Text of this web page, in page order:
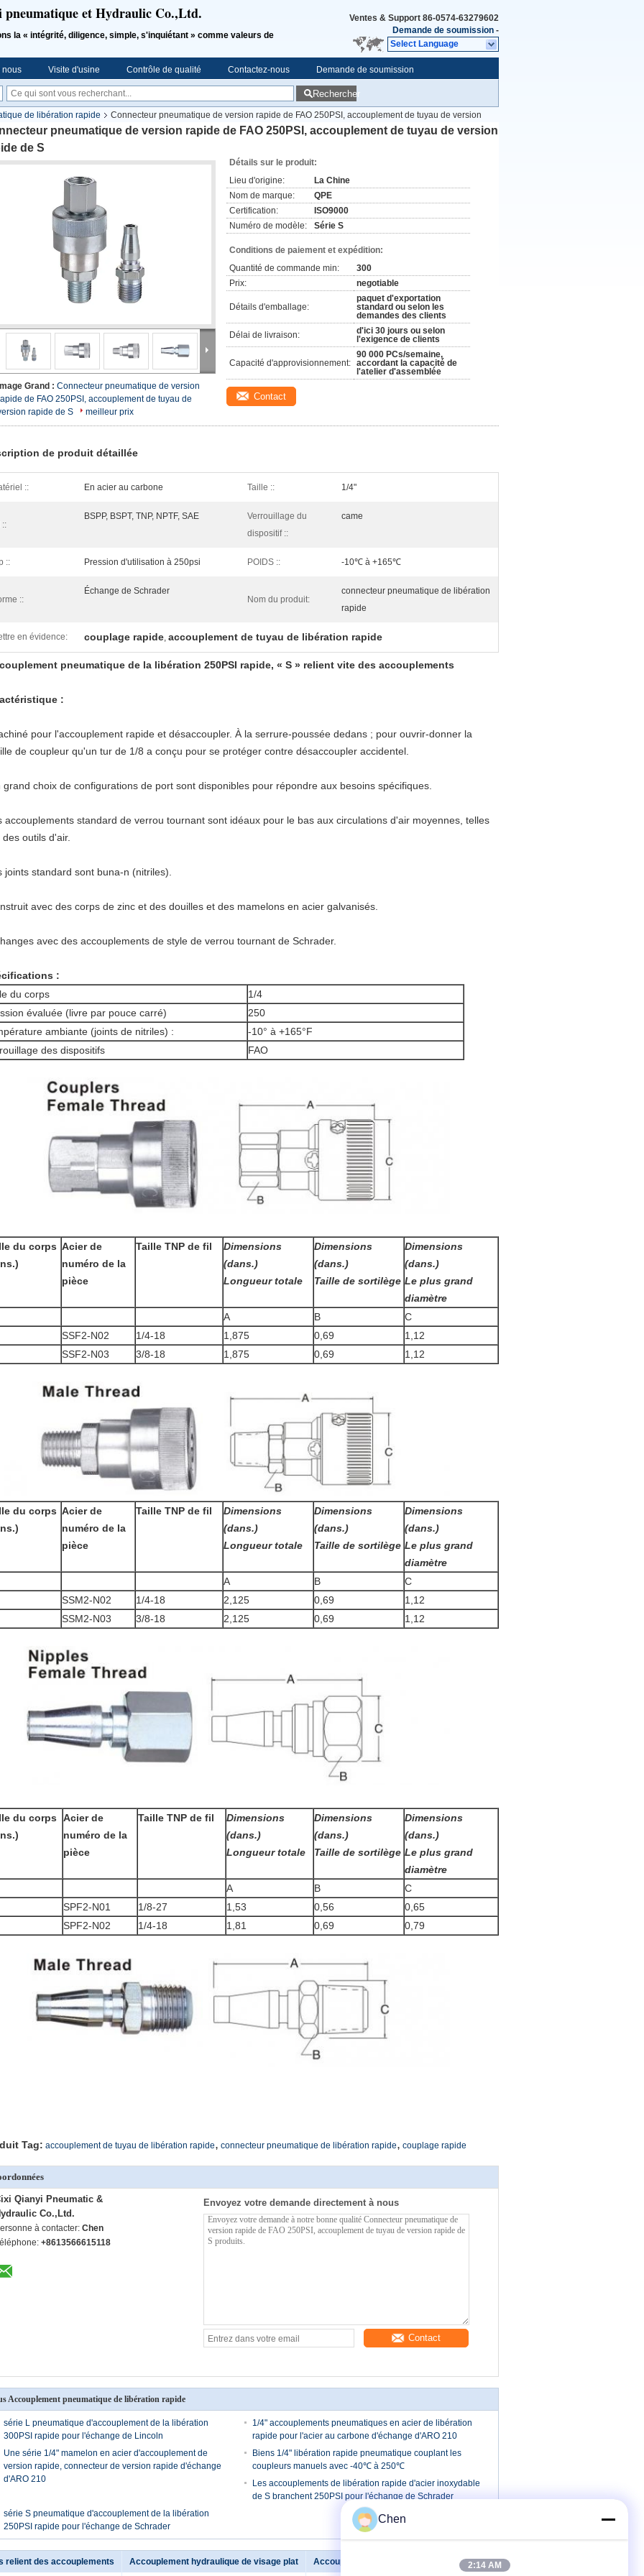
pneumatique et Hydraulic Co.,Ltd.
la « intégrité, diligence, simple, s'inquiétant » comme valeurs de
Ventes & Support 86-0574-63279602
Demande de soumission -
Select Language
nous Visite d'usine Contrôle de qualité Contactez-nous Demande de soumission
Rechercher
de libération rapide
Connecteur pneumatique de version rapide de FAO 250PSI, accouplement de tuyau de version
pneumatique de version rapide de FAO 250PSI, accouplement de tuyau de version
de S
Image Grand : Connecteur pneumatique de version
de FAO 250PSI, accouplement de tuyau de
rapide de S
meilleur prix
Détails sur le produit:
Lieu d'origine:
La Chine
Nom de marque:
QPE
Certification:
ISO9000
Numéro de modèle:
Série S
Conditions de paiement et expédition:
Quantité de commande min:
300
Prix:
negotiable
Détails d'emballage:
paquet d'exportation
standard ou selon les
demandes des clients
Délai de livraison:
d'ici 30 jours ou selon
l'exigence de clients
Capacité d'approvisionnement:
90 000 PCs/semaine,
accordant la capacité de
l'atelier d'assemblée
Contact
de produit détaillée
:: En acier au carbone Taille :: 1/4"
::
BSPP, BSPT, TNP, NPTF, SAE
Verrouillage du
dispositif ::
came
:: Pression d'utilisation à 250psi POIDS :: -10℃ à +165℃
::
Échange de Schrader
Nom du produit:
connecteur pneumatique de libération
rapide
en évidence: couplage rapide, accouplement de tuyau de libération rapide
pneumatique de la libération 250PSI rapide, « S » relient vite des accouplements
:
pour l'accouplement rapide et désaccoupler. À la serrure-poussée dedans ; pour ouvrir-donner la
de coupleur qu'un tur de 1/8 a conçu pour se protéger contre désaccoupler accidentel.
grand choix de configurations de port sont disponibles pour répondre aux besoins spécifiques.
accouplements standard de verrou tournant sont idéaux pour le bas aux circulations d'air moyennes, telles
des outils d'air.
joints standard sont buna-n (nitriles).
avec des corps de zinc et des douilles et des mamelons en acier galvanisés.
avec des accouplements de style de verrou tournant de Schrader.
:
du corps
1/4
évaluée (livre par pouce carré)
250
ambiante (joints de nitriles) :
-10° à +165°F
des dispositifs
FAO
du corps Acier de
numéro de la
pièce
Taille TNP de fil
Dimensions
(dans.)
Longueur totale
Dimensions
(dans.)
Taille de sortilège
Dimensions
(dans.)
Le plus grand
diamètre
A
B
C
SSF2-N02 1/4-18 1,875 0,69
1,12
SSF2-N03 3/8-18 1,875 0,69 1,12
du corps Acier de
numéro de la
pièce
Taille TNP de fil
Dimensions
(dans.)
Longueur totale
Dimensions
(dans.)
Taille de sortilège
Dimensions
(dans.)
Le plus grand
diamètre
A
B
C
SSM2-N02 1/4-18 2,125 0,69
1,12
SSM2-N03 3/8-18 2,125 0,69 1,12
du corps
Acier de
numéro de la
pièce
Taille TNP de fil
Dimensions
(dans.)
Longueur totale
Dimensions
(dans.)
Taille de sortilège
Dimensions
(dans.)
Le plus grand
diamètre
A
B
C
SPF2-N01 1/8-27 1,53 0,56
0,65
SPF2-N02 1/4-18 1,81 0,69 0,79
Tag: accouplement de tuyau de libération rapide, connecteur pneumatique de libération rapide, couplage rapide
Qianyi Pneumatic &
Co.,Ltd.
à contacter: Chen
+8613566615118
Envoyez votre demande directement à nous
Contact
Accouplement pneumatique de libération rapide
série L pneumatique d'accouplement de la libération
300PSI rapide pour l'échange de Lincoln
1/4" accouplements pneumatiques en acier de libération
rapide pour l'acier au carbone d'échange d'ARO 210
Une série 1/4" mamelon en acier d'accouplement de
version rapide, connecteur de version rapide d'échange
d'ARO 210
Biens 1/4" libération rapide pneumatique couplant les
coupleurs manuels avec -40℃ à 250℃
Les accouplements de libération rapide d'acier inoxydable
de S branchent 250PSI pour l'échange de Schrader
série S pneumatique d'accouplement de la libération
250PSI rapide pour l'échange de Schrader
relient des accouplements Accouplement hydraulique de visage plat Accouplement va-et-vient Contactez-nous
Chen
2:14 AM